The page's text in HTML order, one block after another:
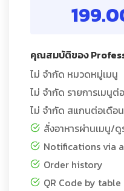
คุณสมบัติของ
ไม่ จำกัด หมวดหมู่เมนู
ไม่ จำกัด รายการเมนูต่
ไม่ จำกัด สแกนต่อเดือน
สั่งอาหารผ่านเมนู/
Notifications via
Order history
QR Code by table